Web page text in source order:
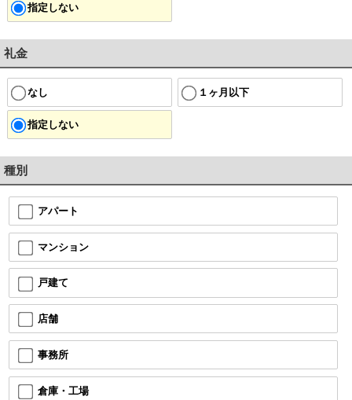
指定しない
礼金
なし １ヶ月以下
指定しない
種別
アパート
マンション
戸建て
店舗
事務所
倉庫・工場